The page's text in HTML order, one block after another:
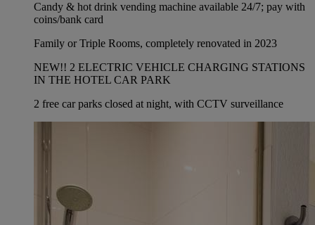
Candy & hot drink vending machine available 24/7; pay with
coins/bank card
Family or Triple Rooms, completely renovated in 2023
NEW!! 2 ELECTRIC VEHICLE CHARGING STATIONS
IN THE HOTEL CAR PARK
2 free car parks closed at night, with CCTV surveillance